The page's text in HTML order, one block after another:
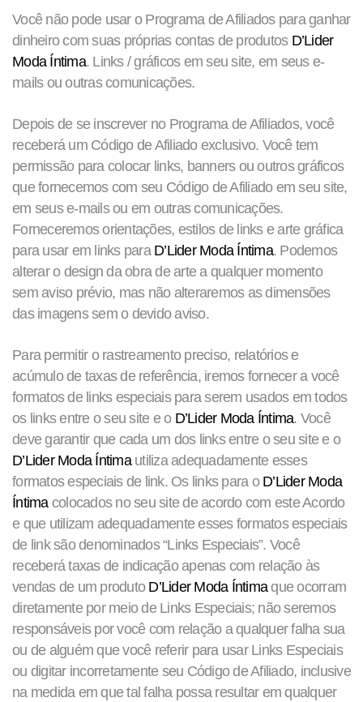
Você não pode usar o Programa de Afiliados para ganhar
dinheiro com suas próprias contas de produtos D’Lider
Moda Íntima. Links / gráficos em seu site, em seus e-
mails ou outras comunicações.
Depois de se inscrever no Programa de Afiliados, você
receberá um Código de Afiliado exclusivo. Você tem
permissão para colocar links, banners ou outros gráficos
que fornecemos com seu Código de Afiliado em seu site,
em seus e-mails ou em outras comunicações.
Forneceremos orientações, estilos de links e arte gráfica
para usar em links para D’Lider Moda Íntima. Podemos
alterar o design da obra de arte a qualquer momento
sem aviso prévio, mas não alteraremos as dimensões
das imagens sem o devido aviso.
Para permitir o rastreamento preciso, relatórios e
acúmulo de taxas de referência, iremos fornecer a você
formatos de links especiais para serem usados ​​em todos
os links entre o seu site e o D’Lider Moda Íntima. Você
deve garantir que cada um dos links entre o seu site e o
D’Lider Moda Íntimautiliza adequadamente esses
formatos especiais de link. Os links para o D’Lider Moda
Íntimacolocados no seu site de acordo com este Acordo
e que utilizam adequadamente esses formatos especiais
de link são denominados “Links Especiais”. Você
receberá taxas de indicação apenas com relação às
vendas de um produto D’Lider Moda Íntimaque ocorram
diretamente por meio de Links Especiais; não seremos
responsáveis ​​por você com relação a qualquer falha sua
ou de alguém que você referir para usar Links Especiais
ou digitar incorretamente seu Código de Afiliado, inclusive
na medida em que tal falha possa resultar em qualquer